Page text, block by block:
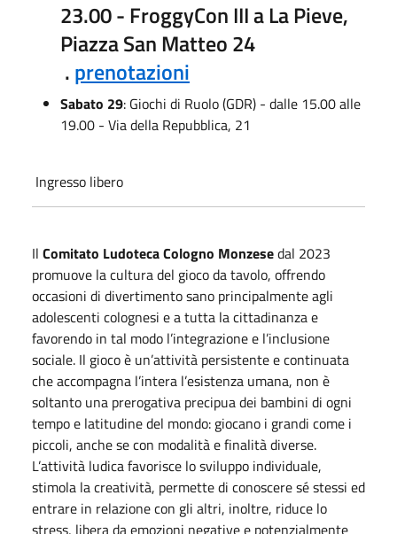
23.00 - FroggyCon III a La Pieve,
Piazza San Matteo 24
.prenotazioni
Sabato 29: Giochi di Ruolo (GDR) - dalle 15.00 alle
19.00 - Via della Repubblica, 21
Ingresso libero
Il Comitato Ludoteca Cologno Monzesedal 2023
promuove la cultura del gioco da tavolo, offrendo
occasioni di divertimento sano principalmente agli
adolescenti colognesi e a tutta la cittadinanza e
favorendo in tal modo l’integrazione e l’inclusione
sociale. Il gioco è un’attività persistente e continuata
che accompagna l’intera l’esistenza umana, non è
soltanto una prerogativa precipua dei bambini di ogni
tempo e latitudine del mondo: giocano i grandi come i
piccoli, anche se con modalità e finalità diverse.
L’attività ludica favorisce lo sviluppo individuale,
stimola la creatività, permette di conoscere sé stessi ed
entrare in relazione con gli altri, inoltre, riduce lo
stress, libera da emozioni negative e potenzialmente